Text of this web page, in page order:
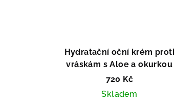
Hydratační oční krém proti
vráskám s Aloe a okurkou
720 Kč
Skladem